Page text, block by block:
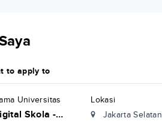
to apply to
Universitas
Skola -
Lokasi
Jakarta Selatan